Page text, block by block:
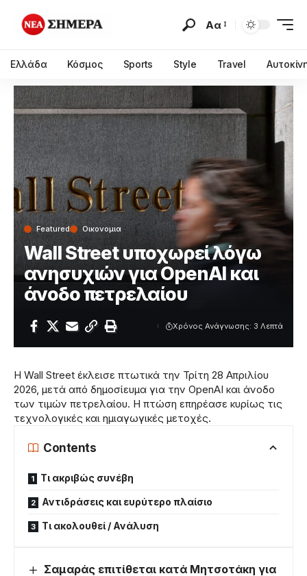
Αα
Ελλάδα Κόσμος Sports Style Travel
Featured Οικονομια
Wall Street υποχωρεί λόγω
ανησυχιών για OpenAI και
άνοδο πετρελαίου
Χρόνος Ανάγνωσης: 3 Λεπτά
Η Wall Street έκλεισε πτωτικά την Τρίτη 28 Απριλίου
2026, μετά από δημοσίευμα για την OpenAI και άνοδο
των τιμών πετρελαίου. Η πτώση επηρέασε κυρίως τις
τεχνολογικές και ημιαγωγικές μετοχές.
Contents
Τι ακριβώς συνέβη
Αντιδράσεις και ευρύτερο πλαίσιο
Τι ακολουθεί / Ανάλυση
Σαμαράς επιτίθεται κατά Μητσοτάκη για